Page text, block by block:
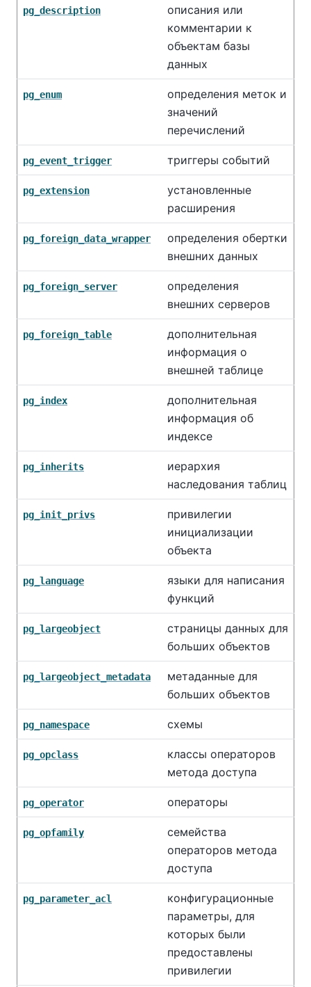
pg_description
описания или
комментарии к
объектам базы
данных
pg_enum
определения меток и
значений
перечислений
pg_event_trigger триггеры событий
pg_extension
установленные
расширения
pg_foreign_data_wrapper
определения обертки
внешних данных
pg_foreign_server
определения
внешних серверов
pg_foreign_table
дополнительная
информация о
внешней таблице
pg_index
дополнительная
информация об
индексе
pg_inherits
иерархия
наследования таблиц
pg_init_privs
привилегии
инициализации
объекта
pg_language
языки для написания
функций
pg_largeobject
страницы данных для
больших объектов
pg_largeobject_metadata
метаданные для
больших объектов
pg_namespace схемы
pg_opclass
классы операторов
метода доступа
pg_operator операторы
pg_opfamily
семейства
операторов метода
доступа
pg_parameter_acl
конфигурационные
параметры, для
которых были
предоставлены
привилегии